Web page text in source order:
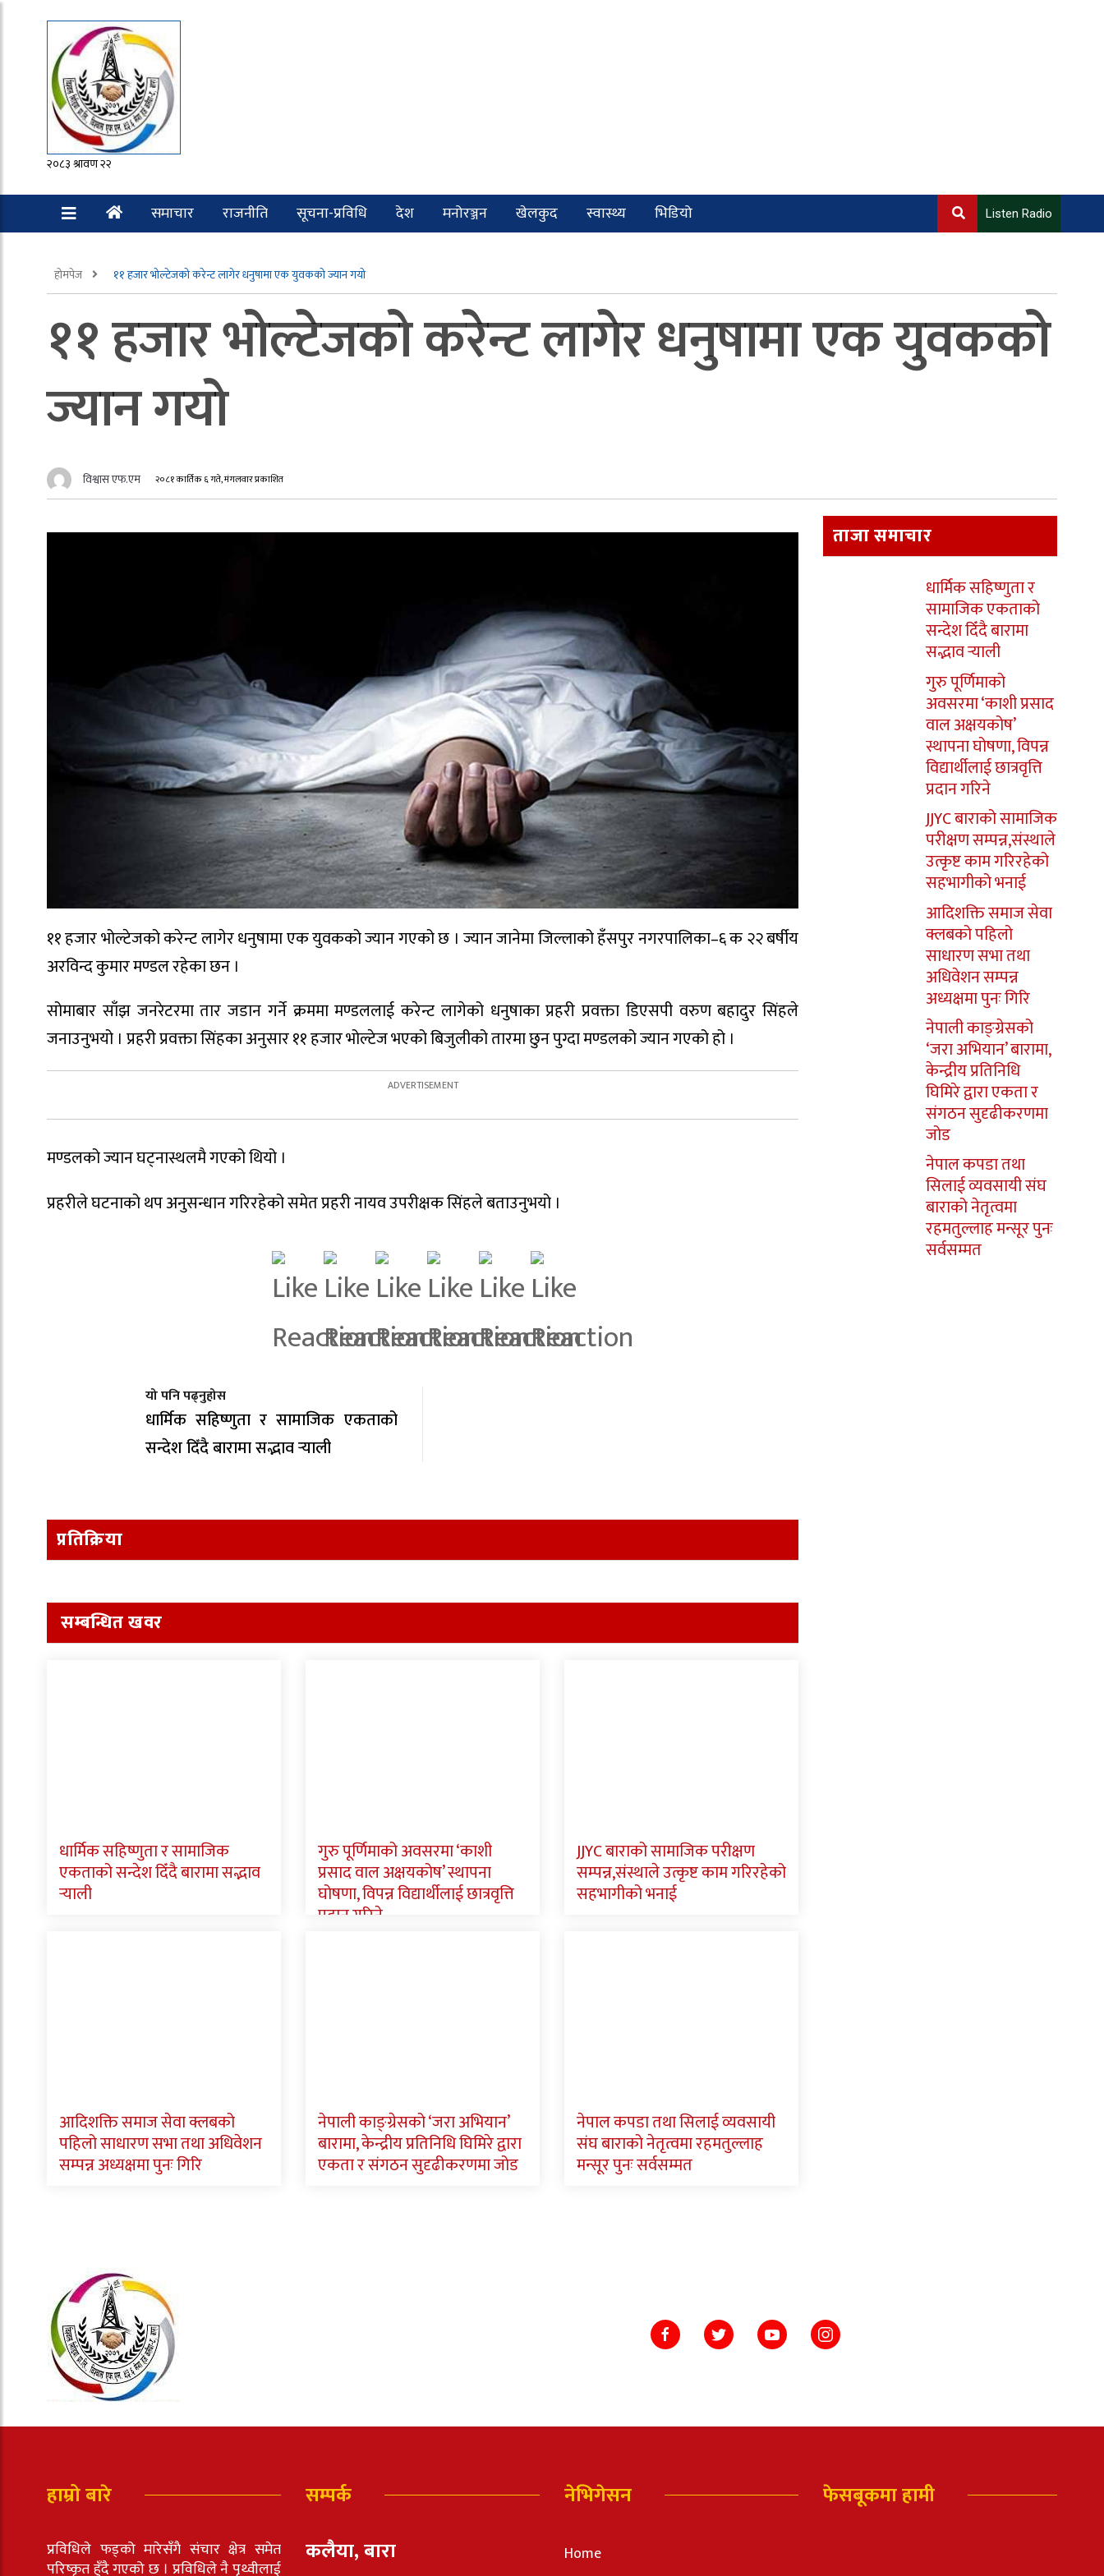
२०८३ श्रावण २२
समाचार राजनीति सूचना-प्रविधि देश मनोरञ्जन खेलकुद स्वास्थ्य
भिडियो
Listen Radio
होमपेज ११ हजार भोल्टेजको करेन्ट लागेर धनुषामा एक युवकको ज्यान गयो
११ हजार भोल्टेजको करेन्ट लागेर धनुषामा एक युवकको
ज्यान गयो
विश्वास एफ.एम २०८१ कार्तिक ६ गते, मंगलवार प्रकाशित
११ हजार भोल्टेजको करेन्ट लागेर धनुषामा एक युवकको ज्यान गएको छ । ज्यान जानेमा जिल्लाको हँसपुर नगरपालिका–६ क २२ बर्षीय
अरविन्द कुमार मण्डल रहेका छन ।
सोमाबार साँझ जनरेटरमा तार जडान गर्ने क्रममा मण्डललाई करेन्ट लागेको धनुषाका प्रहरी प्रवक्ता डिएसपी वरुण बहादुर सिंहले
जनाउनुभयो । प्रहरी प्रवक्ता सिंहका अनुसार ११ हजार भोल्टेज भएको बिजुलीको तारमा छुन पुग्दा मण्डलको ज्यान गएको हो ।
मण्डलको ज्यान घट्नास्थलमै गएको थियो ।
प्रहरीले घटनाको थप अनुसन्धान गरिरहेको समेत प्रहरी नायव उपरीक्षक सिंहले बताउनुभयो ।
यो पनि पढ्नुहोस
धार्मिक सहिष्णुता र सामाजिक एकताको
सन्देश दिँदै बारामा सद्भाव र्‍याली
प्रतिक्रिया
सम्बन्धित खवर
धार्मिक सहिष्णुता र सामाजिक
एकताको सन्देश दिँदै बारामा सद्भाव
र्‍याली
गुरु पूर्णिमाको अवसरमा ‘काशी
प्रसाद वाल अक्षयकोष’ स्थापना
घोषणा, विपन्न विद्यार्थीलाई छात्रवृत्ति
प्रदान गरिने
JJYC बाराको सामाजिक परीक्षण
सम्पन्न,संस्थाले उत्कृष्ट काम गरिरहेको
सहभागीको भनाई
आदिशक्ति समाज सेवा क्लबको
पहिलो साधारण सभा तथा अधिवेशन
सम्पन्न अध्यक्षमा पुनः गिरि
नेपाली काङ्ग्रेसको ‘जरा अभियान’
बारामा, केन्द्रीय प्रतिनिधि घिमिरे द्वारा
एकता र संगठन सुदृढीकरणमा जोड
नेपाल कपडा तथा सिलाई व्यवसायी
संघ बाराको नेतृत्वमा रहमतुल्लाह
मन्सूर पुनः सर्वसम्मत
ताजा समाचार
धार्मिक सहिष्णुता र
सामाजिक एकताको
सन्देश दिँदै बारामा
सद्भाव र्‍याली
गुरु पूर्णिमाको
अवसरमा ‘काशी प्रसाद
वाल अक्षयकोष’
स्थापना घोषणा, विपन्न
विद्यार्थीलाई छात्रवृत्ति
प्रदान गरिने
JJYC बाराको सामाजिक
परीक्षण सम्पन्न,संस्थाले
उत्कृष्ट काम गरिरहेको
सहभागीको भनाई
आदिशक्ति समाज सेवा
क्लबको पहिलो
साधारण सभा तथा
अधिवेशन सम्पन्न
अध्यक्षमा पुनः गिरि
नेपाली काङ्ग्रेसको
‘जरा अभियान’ बारामा,
केन्द्रीय प्रतिनिधि
घिमिरे द्वारा एकता र
संगठन सुदृढीकरणमा
जोड
नेपाल कपडा तथा
सिलाई व्यवसायी संघ
बाराको नेतृत्वमा
रहमतुल्लाह मन्सूर पुनः
सर्वसम्मत
हाम्रो बारे
प्रविधिले फड्को मारेसँगै संचार क्षेत्र समेत
परिष्कृत हुँदै गएको छ । प्रविधिले नै पृथ्वीलाई
सम्पर्क
कलैया, बारा
नेभिगेसन
Home
फेसबूकमा हामी